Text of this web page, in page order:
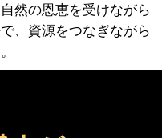
然の恩恵を受けながら
、資源をつなぎながら